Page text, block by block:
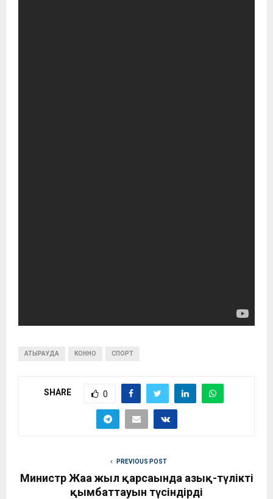
АТЫРАУДА КОННО СПОРТ
SHARE 0
PREVIOUS POST
Министр Жаңа жыл қарсаңында азық-түліктің
қымбаттауын түсіндірді